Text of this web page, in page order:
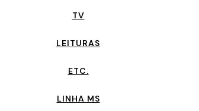
TV
LEITURAS
ETC.
LINHA MS